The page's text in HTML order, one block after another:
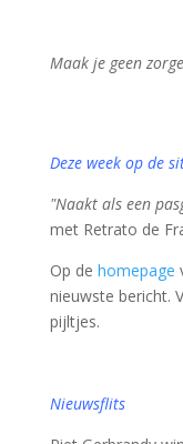
Maak je geen
Deze week op de
"Naakt als een
met Retrato de
Op de homepage
nieuwste bericht.
pijltjes.
Nieuwsflits